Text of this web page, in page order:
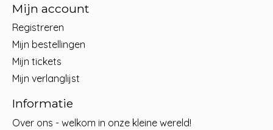
Mijn account
Registreren
Mijn bestellingen
Mijn tickets
Mijn verlanglijst
Informatie
Over ons - welkom in onze kleine wereld!